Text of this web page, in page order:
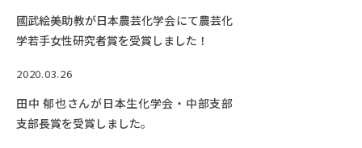
國武絵美助教が日本農芸化学会にて農芸化
学若手女性研究者賞を受賞しました！
2020.03.26
田中 郁也さんが日本生化学会・中部支部
支部長賞を受賞しました。